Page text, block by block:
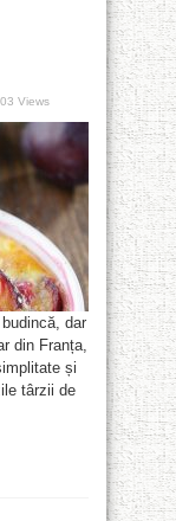
Views
dar
din Franța,
și
târzii de